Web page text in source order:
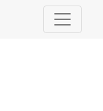
y apostolado